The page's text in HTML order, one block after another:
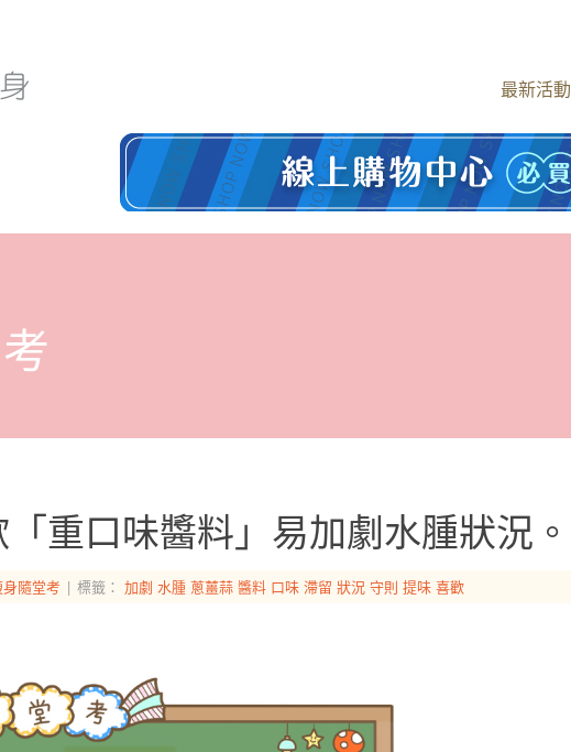
最新活動
重口味醬料」易加劇水腫狀況。
隨堂考 標籤： 加劇 水腫 蔥薑蒜 醬料 口味 滯留 狀況 守則 提味 喜歡